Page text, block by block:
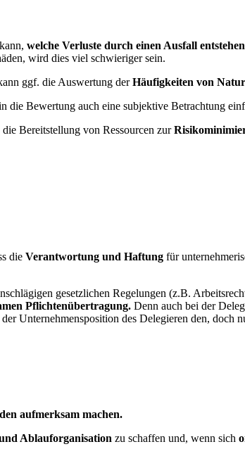
welche Verluste durch einen Ausfall
wird dies viel schwieriger sein.
ggf. die Auswertung derHäufigkeiten von
die Bewertung auch eine subjektive Betrachtung
Bereitstellung von Ressourcen zur
die Verantwortung und Haftung für
gesetzlichen Regelungen (z.B.
Pflichtenübertragung. Denn auch bei der
Unternehmensposition des Delegieren den, doch
aufmerksam machen.
Ablauforganisation zu schaffen und, wenn sich